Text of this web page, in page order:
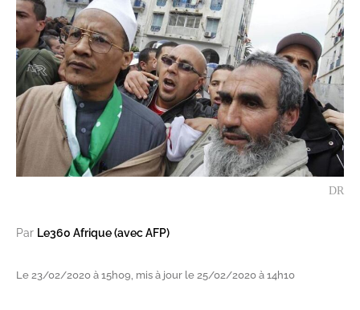
DR
Par Le360 Afrique (avec AFP)
Le 23/02/2020 à 15h09, mis à jour le 25/02/2020 à 14h10